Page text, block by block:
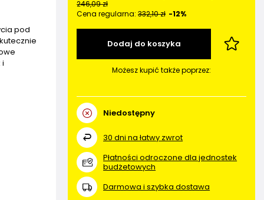
pod
i
246,09 zł
Cena regularna:332,10 zł -12%
Dodaj do koszyka
Możesz kupić także poprzez:
Niedostępny
30 dni na łatwy zwrot
Płatności odroczone dla jednostek
budżetowych
Darmowa i szybka dostawa